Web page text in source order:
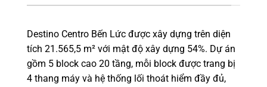
Destino Centro Bến Lức được xây dựng trên diện
tích 21.565,5 m² với mật độ xây dựng 54%. Dự án
gồm 5 block cao 20 tầng, mỗi block được trang bị
4 thang máy và hệ thống lối thoát hiểm đầy đủ,